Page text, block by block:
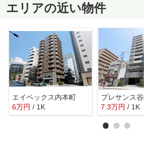
エリアの近い物件
エイペックス内本町
6万円 / 1K
プレサンス
7.3万円 / 1K